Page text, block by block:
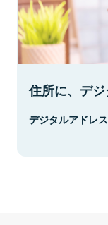
住所に、デジ
デジタルアドレ